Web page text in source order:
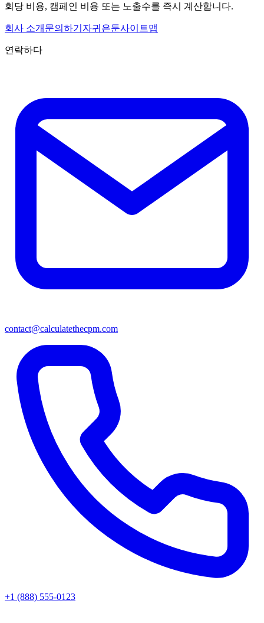
회당 비용, 캠페인 비용 또는 노출수를 즉시 계산합니다.
회사 소개 문의하기 자귀 은둔사이트맵
연락하다
contact@calculatethecpm.com
+1 (888) 555-0123